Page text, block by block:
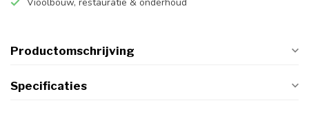
Productomschrijving
Specificaties